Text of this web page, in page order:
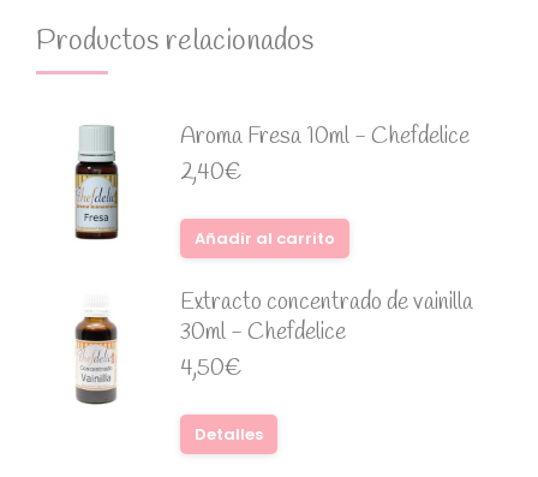
Productos relacionados
Aroma Fresa 10ml - Chefdelice
2,40€
Añadir al carrito
Extracto concentrado de vainilla
30ml - Chefdelice
4,50€
Detalles